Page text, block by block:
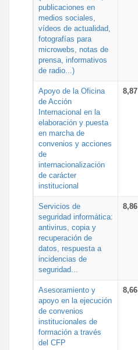
publicaciones en
medios sociales,
vídeos de actualidad,
fotografías para
microwebs, notas de
prensa, informativos
de radio...)
Apoyo de la Oficina
de Acción
Internacional en la
elaboración y puesta
en marcha de
convenios y acciones
de
internacionalización
de carácter
institucional
8,87
Servicios de
seguridad informática:
antivirus, copia y
recuperación de
datos, respuesta a
incidencias de
seguridad...
8,86
Asesoramiento y
apoyo en la ejecución
de convenios
institucionales de
formación a través
del CFP
8,66